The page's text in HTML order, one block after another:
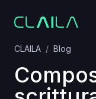
CLAILA Blog